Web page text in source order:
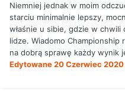
Niemniej jednak w moim
starciu minimalnie lepszy,
właśnie u sibie, gdzie w chwili
lidze. Wiadomo
na dobrą sprawę każdy wynik
Edytowane20 Czerwiec 2020